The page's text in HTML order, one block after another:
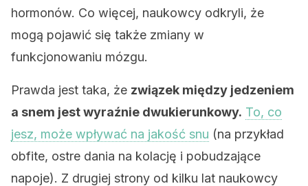
hormonów. Co więcej, naukowcy odkryli, że
mogą pojawić się także zmiany w
funkcjonowaniu mózgu.
Prawda jest taka, że związek między jedzeniem
a snem jest wyraźnie dwukierunkowy. To, co
jesz, może wpływać na jakość snu (na przykład
obfite, ostre dania na kolację i pobudzające
napoje). Z drugiej strony od kilku lat naukowcy